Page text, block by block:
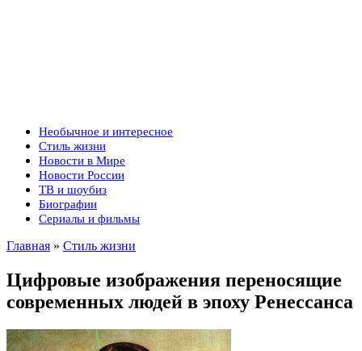
Необычное и интересное
Стиль жизни
Новости в Мире
Новости России
ТВ и шоубиз
Биографии
Сериалы и фильмы
Главная » Стиль жизни
Цифровые изображения переносящие
современных людей в эпоху Ренессанса